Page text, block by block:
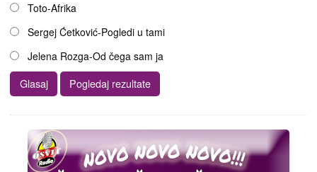
Toto-Afrika
Sergej Ćetković-Pogledi u tami
Jelena Rozga-Od čega sam ja